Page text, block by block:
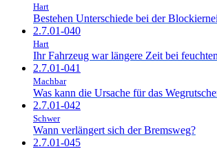
Hart
Bestehen Unterschiede bei der
2.7.01-040
Hart
Ihr Fahrzeug war längere Zeit bei
2.7.01-041
Machbar
Was kann die Ursache für das
2.7.01-042
Schwer
Wann verlängert sich der Bremsweg?
2.7.01-045